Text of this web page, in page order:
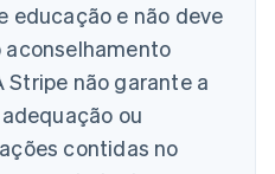
educação e não deve
não garante a
ou
contidas no